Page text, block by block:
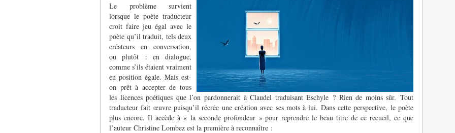
Le problème survient
lorsque le poète traducteur
croit faire jeu égal avec le
poète qu’il traduit, tels deux
créateurs en conversation,
ou plutôt : en dialogue,
comme s’ils étaient vraiment
en position égale. Mais est-
on prêt à accepter de tous
les licences poétiques que l’on pardonnerait à Claudel traduisant Eschyle ? Rien de moins sûr. Tout
traducteur fait œuvre puisqu’il récrée une création avec ses mots à lui. Dans cette perspective, le poète
plus encore. Il accède à « la seconde profondeur » pour reprendre le beau titre de ce recueil, ce que
l’auteur Christine Lombez est la première à reconnaître :